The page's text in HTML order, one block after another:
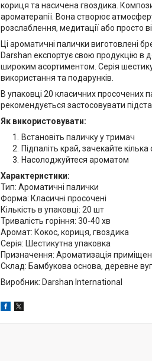
кориця та насичена гвоздика.
ароматерапії. Вона створює
розслаблення, медитації або просто
Ці ароматичні палички виготовлені
Darshan експортує свою продукцію в
широким асортиментом. Серія
використання та подарунків.
В упаковці 20 класичних
рекомендується застосовувати
Як використовувати:
Встановіть паличку у тримач
Підпаліть край, зачекайте кілька
Насолоджуйтеся ароматом
Характеристики:
Тип: Ароматичні палички
Форма: Класичні просочені
Кількість в упаковці: 20 шт
Тривалість горіння: 30-40 хв
Аромат: Кокос, кориця, гвоздика
Серія: Шестикутна упаковка
Призначення: Ароматизація
Склад: Бамбукова основа, деревне
Виробник: Darshan International